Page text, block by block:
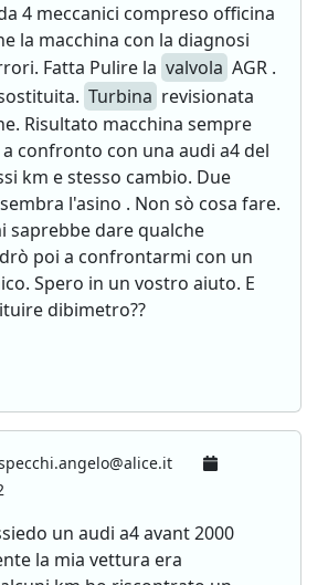
4 meccanici compreso officina
la macchina con la diagnosi
Fatta Pulire la valvola AGR .
Turbina revisionata
Risultato macchina sempre
confronto con una audi a4 del
km e stesso cambio. Due
l'asino . Non sò cosa fare.
saprebbe dare qualche
poi a confrontarmi con un
Spero in un vostro aiuto. E
dibimetro??
un audi a4 avant 2000
la mia vettura era